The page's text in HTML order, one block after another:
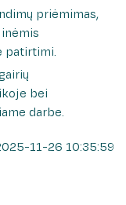
priėmimas,
patirtimi.
bei
darbe.
11-26 10:35:59